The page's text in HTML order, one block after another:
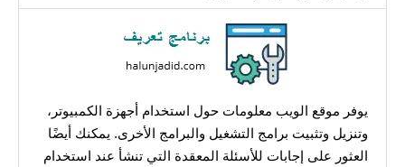
يوفر موقع الويب معلومات حول استخدام أجهزة الكمبيوتر،
وتنزيل وتثبيت برامج التشغيل والبرامج الأخرى. يمكنك أيضًا
العثور على إجابات للأسئلة المعقدة التي تنشأ عند استخدام